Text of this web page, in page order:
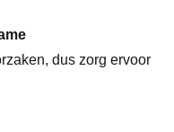
dus zorg ervoor